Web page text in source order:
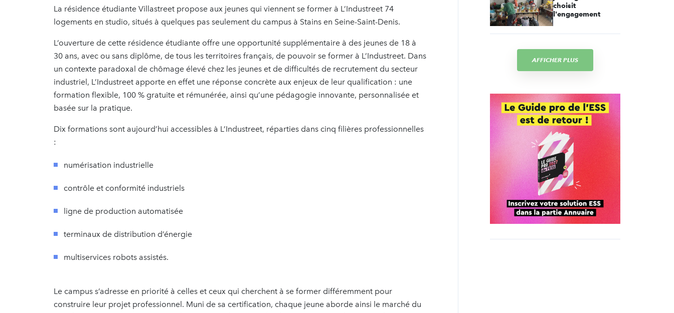
La résidence étudiante Villastreet propose aux jeunes qui viennent se former à L’Industreet 74
logements en studio, situés à quelques pas seulement du campus à Stains en Seine-Saint-Denis.
L’ouverture de cette résidence étudiante offre une opportunité supplémentaire à des jeunes de 18 à
30 ans, avec ou sans diplôme, de tous les territoires français, de pouvoir se former à L’Industreet. Dans
un contexte paradoxal de chômage élevé chez les jeunes et de difficultés de recrutement du secteur
industriel, L’Industreet apporte en effet une réponse concrète aux enjeux de leur qualification : une
formation flexible, 100 % gratuite et rémunérée, ainsi qu’une pédagogie innovante, personnalisée et
basée sur la pratique.
Dix formations sont aujourd’hui accessibles à L’Industreet, réparties dans cinq filières professionnelles
:
numérisation industrielle
contrôle et conformité industriels
ligne de production automatisée
terminaux de distribution d’énergie
multiservices robots assistés.
Le campus s’adresse en priorité à celles et ceux qui cherchent à se former différemment pour
construire leur projet professionnel. Muni de sa certification, chaque jeune aborde ainsi le marché du
choisit
l'engagement
AFFICHER PLUS